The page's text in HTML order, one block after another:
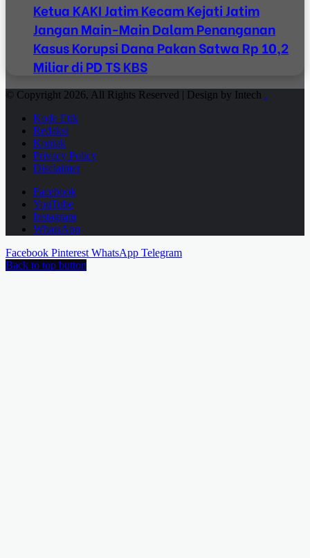
Ketua KAKI Jatim Kecam Kejati Jatim
Jangan Main-Main Dalam Penanganan
Kasus Korupsi Dana Pakan Satwa Rp 10,2
Miliar di PD TS KBS
© Copyright 2026, All Rights Reserved | Design by Intech .
Kode Etik
Redaksi
Kontak
Privacy Policy
Disclaimer
Facebook
YouTube
Instagram
WhatsApp
Facebook Pinterest WhatsApp Telegram
Back to top button